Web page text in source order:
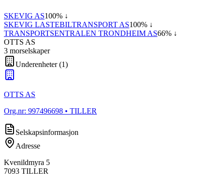
SKEVIG AS100% ↓
SKEVIG LASTEBILTRANSPORT AS100% ↓
TRANSPORTSENTRALEN TRONDHEIM AS66% ↓
OTTS AS
3 morselskaper
Underenheter(1)
OTTS AS
Org.nr: 997496698 • TILLER
Selskapsinformasjon
Adresse
Kvenildmyra 5
7093 TILLER